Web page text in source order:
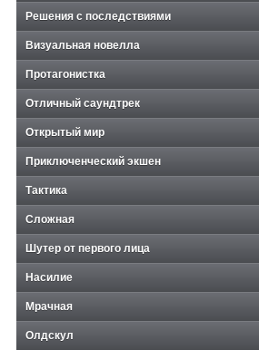
Решения с последствиями
Визуальная новелла
Протагонистка
Отличный саундтрек
Открытый мир
Приключенческий экшен
Тактика
Сложная
Шутер от первого лица
Насилие
Мрачная
Олдскул